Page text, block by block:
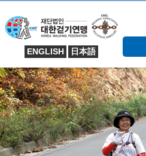
ENGLISH 日本語